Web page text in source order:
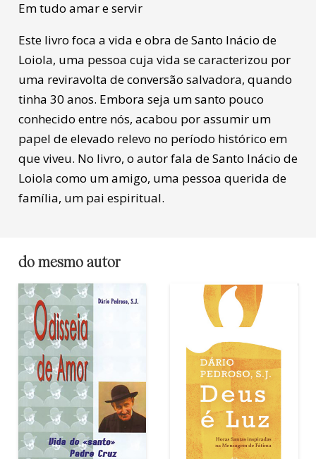
Em tudo amar e servir
Este livro foca a vida e obra de Santo Inácio de
Loiola, uma pessoa cuja vida se caracterizou por
uma reviravolta de conversão salvadora, quando
tinha 30 anos. Embora seja um santo pouco
conhecido entre nós, acabou por assumir um
papel de elevado relevo no período histórico em
que viveu. No livro, o autor fala de Santo Inácio de
Loiola como um amigo, uma pessoa querida de
família, um pai espiritual.
do mesmo autor